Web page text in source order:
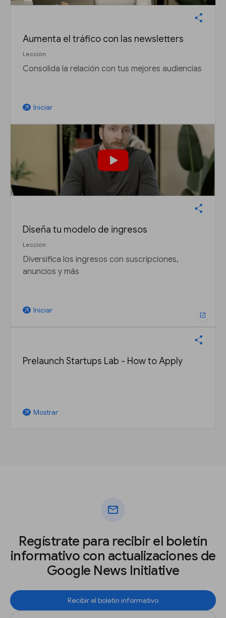
Aumenta el tráfico con las newsletters
Lección
Consolida la relación con tus mejores audiencias
arrow_outward Iniciar
Diseña tu modelo de ingresos
Lección
Diversifica los ingresos con suscripciones,
anuncios y más
arrow_outward Iniciar open_in_new
Prelaunch Startups Lab - How to Apply
arrow_outward Mostrar
mail
Regístrate para recibir el boletín
informativo con actualizaciones de
Google News Initiative
Recibir el boletín informativo